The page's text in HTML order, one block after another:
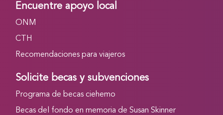
Encuentre apoyo local
ONM
CTH
Recomendaciones para viajeros
Solicite becas y subvenciones
Programa de becas ciehemo
Becas del fondo en memoria de Susan Skinner